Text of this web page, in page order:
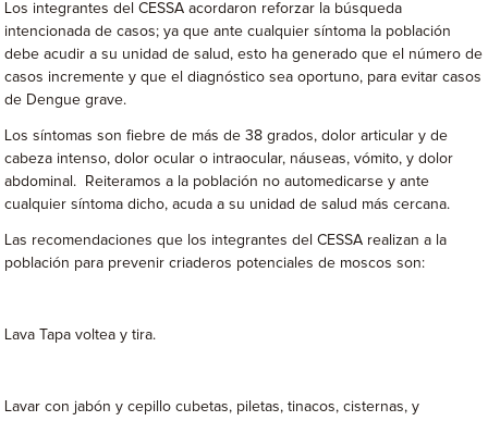
Los integrantes del CESSA acordaron reforzar la búsqueda
intencionada de casos; ya que ante cualquier síntoma la población
debe acudir a su unidad de salud, esto ha generado que el número de
casos incremente y que el diagnóstico sea oportuno, para evitar casos
de Dengue grave.
Los síntomas son fiebre de más de 38 grados, dolor articular y de
cabeza intenso, dolor ocular o intraocular, náuseas, vómito, y dolor
abdominal. Reiteramos a la población no automedicarse y ante
cualquier síntoma dicho, acuda a su unidad de salud más cercana.
Las recomendaciones que los integrantes del CESSA realizan a la
población para prevenir criaderos potenciales de moscos son:
Lava Tapa voltea y tira.
Lavar con jabón y cepillo cubetas, piletas, tinacos, cisternas, y